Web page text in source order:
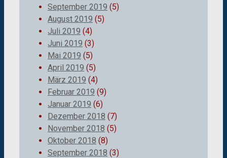
September 2019 (5)
August 2019 (5)
Juli 2019 (4)
Juni 2019 (3)
Mai 2019 (5)
April 2019 (5)
März 2019 (4)
Februar 2019 (9)
Januar 2019 (6)
Dezember 2018 (7)
November 2018 (5)
Oktober 2018 (8)
September 2018 (3)